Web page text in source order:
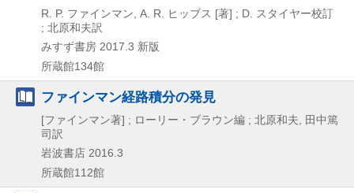
R. P. ファインマン, A. R. ヒッブス [著] ; D. スタイヤー校訂
; 北原和夫訳
みすず書房 2017.3 新版
所蔵館134館
ファインマン経路積分の発見
[ファインマン著] ; ローリー・ブラウン編 ; 北原和夫, 田中篤
司訳
岩波書店 2016.3
所蔵館112館